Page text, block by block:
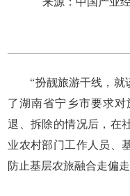
“扮靓旅游干线，就该
了湖南省宁乡市要求
退、拆除的情况后，在
业农村部门工作人员、
防止基层农旅融合走偏走